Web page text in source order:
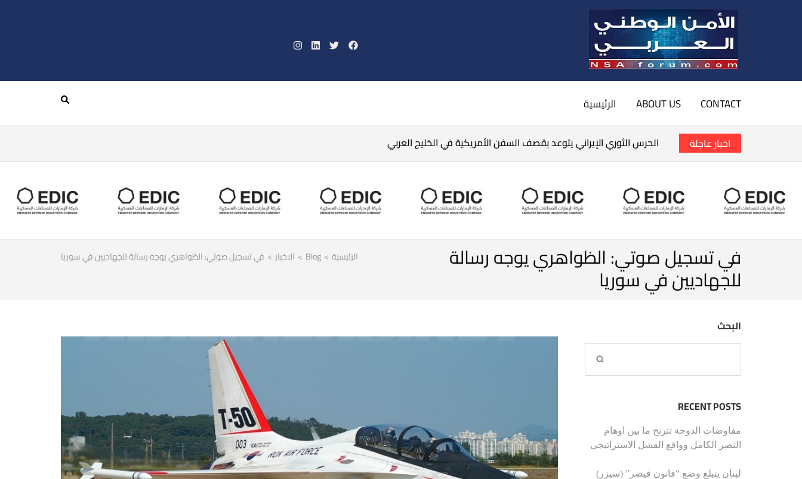
CONTACT
ABOUT US الرئيسية
اخبار عاجلة الحرس الثوري الإيراني يتوعد بقصف السفن الأمريكية في الخليج العربي
الرئيسية >
Blog
> الاخبار > في تسجيل صوتي: الظواهري يوجه رسالة للجهاديين في سوريا في تسجيل صوتي: الظواهري يوجه رسالة
للجهاديين في سوريا
البحث
RECENT POSTS
مفاوضات الدوحة تترنح ما بين اوهام
النصر الكامل وواقع الفشل الاستراتيجي
لبنان يتبلغ وضع “قانون قيصر” (سيزر)